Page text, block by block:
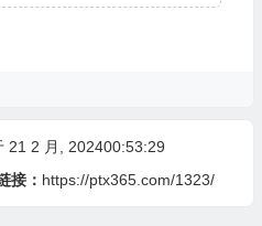
21 2 月, 202400:53:29
接： https://ptx365.com/1323/